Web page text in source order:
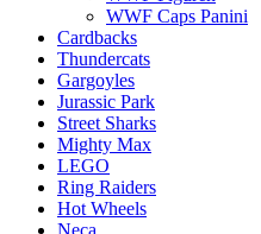
WWF Caps Panini
Cardbacks
Thundercats
Gargoyles
Jurassic Park
Street Sharks
Mighty Max
LEGO
Ring Raiders
Hot Wheels
Neca